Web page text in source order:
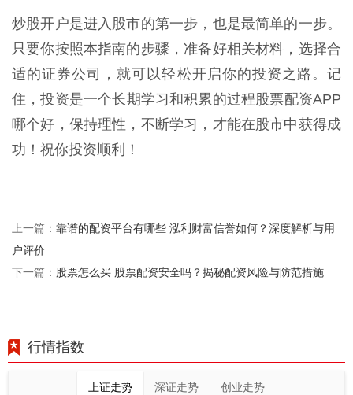
炒股开户是进入股市的第一步，也是最简单的一步。
只要你按照本指南的步骤，准备好相关材料，选择合
适的证券公司，就可以轻松开启你的投资之路。记
住，投资是一个长期学习和积累的过程股票配资APP
哪个好，保持理性，不断学习，才能在股市中获得成
功！祝你投资顺利！
上一篇： 靠谱的配资平台有哪些 泓利财富信誉如何？深度解析与用
户评价
下一篇： 股票怎么买 股票配资安全吗？揭秘配资风险与防范措施
行情指数
上证走势 深证走势 创业走势